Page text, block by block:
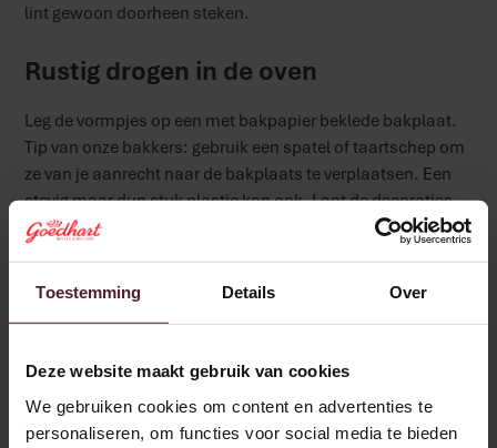
Toestemming Details Over
Deze website maakt gebruik van cookies
We gebruiken cookies om content en advertenties te
personaliseren, om functies voor social media te bieden
lint gewoon doorheen steken.
Rustig drogen in de oven
Leg de vormpjes op een met bakpapier beklede bakplaat.
Tip van onze bakkers: gebruik een spatel of taartschep om
ze van je aanrecht naar de bakplaats te verplaatsen. Een
stevig maar dun stuk plastic kan ook. Laat de decoraties
daarna rustig drogen in een oven van ongeveer 100°C.
omkeren. Te droog kan niet, dus laat ze gerust lang in de
helemaal afkoelen.
Versieren maar